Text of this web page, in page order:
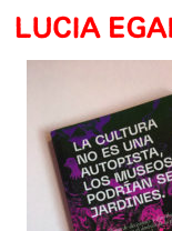
Skip
LUCIA